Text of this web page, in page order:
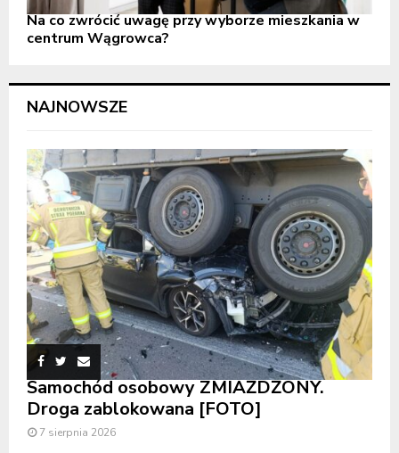
Na co zwrócić uwagę przy wyborze mieszkania w
centrum Wągrowca?
NAJNOWSZE
Samochód osobowy ZMIAŻDŻONY.
Droga zablokowana [FOTO]
7 sierpnia 2026